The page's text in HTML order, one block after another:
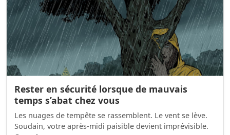
Rester en sécurité lorsque de mauvais
temps s’abat chez vous
Les nuages de tempête se rassemblent. Le vent se lève.
Soudain, votre après-midi paisible devient imprévisible.